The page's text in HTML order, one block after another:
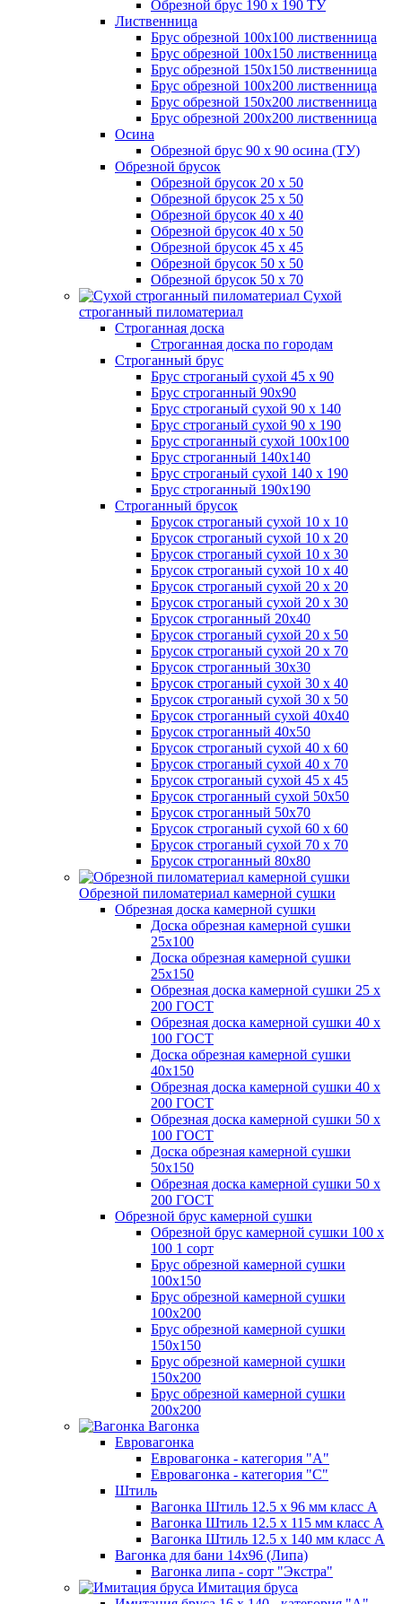
Обрезной брус 190 х 190 ТУ
Лиственница
Брус обрезной 100х100 лиственница
Брус обрезной 100х150 лиственница
Брус обрезной 150х150 лиственница
Брус обрезной 100х200 лиственница
Брус обрезной 150х200 лиственница
Брус обрезной 200х200 лиственница
Осина
Обрезной брус 90 х 90 осина (ТУ)
Обрезной брусок
Обрезной брусок 20 х 50
Обрезной брусок 25 х 50
Обрезной брусок 40 х 40
Обрезной брусок 40 х 50
Обрезной брусок 45 х 45
Обрезной брусок 50 х 50
Обрезной брусок 50 х 70
Сухой
строганный пиломатериал
Строганная доска
Строганная доска по городам
Строганный брус
Брус строганый сухой 45 х 90
Брус строганный 90х90
Брус строганый сухой 90 х 140
Брус строганый сухой 90 х 190
Брус строганный сухой 100х100
Брус строганный 140х140
Брус строганый сухой 140 х 190
Брус строганный 190х190
Строганный брусок
Брусок строганый сухой 10 х 10
Брусок строганый сухой 10 х 20
Брусок строганый сухой 10 х 30
Брусок строганый сухой 10 х 40
Брусок строганый сухой 20 х 20
Брусок строганый сухой 20 х 30
Брусок строганный 20х40
Брусок строганый сухой 20 х 50
Брусок строганый сухой 20 х 70
Брусок строганный 30х30
Брусок строганый сухой 30 х 40
Брусок строганый сухой 30 х 50
Брусок строганный сухой 40х40
Брусок строганный 40х50
Брусок строганый сухой 40 х 60
Брусок строганый сухой 40 х 70
Брусок строганый сухой 45 х 45
Брусок строганный сухой 50х50
Брусок строганный 50х70
Брусок строганый сухой 60 х 60
Брусок строганый сухой 70 х 70
Брусок строганный 80х80
Обрезной пиломатериал камерной сушки
Обрезная доска камерной сушки
Доска обрезная камерной сушки
25х100
Доска обрезная камерной сушки
25х150
Обрезная доска камерной сушки 25 х
200 ГОСТ
Обрезная доска камерной сушки 40 х
100 ГОСТ
Доска обрезная камерной сушки
40х150
Обрезная доска камерной сушки 40 х
200 ГОСТ
Обрезная доска камерной сушки 50 х
100 ГОСТ
Доска обрезная камерной сушки
50х150
Обрезная доска камерной сушки 50 х
200 ГОСТ
Обрезной брус камерной сушки
Обрезной брус камерной сушки 100 х
100 1 сорт
Брус обрезной камерной сушки
100х150
Брус обрезной камерной сушки
100х200
Брус обрезной камерной сушки
150х150
Брус обрезной камерной сушки
150х200
Брус обрезной камерной сушки
200х200
Вагонка
Евровагонка
Евровагонка - категория "А"
Евровагонка - категория "С"
Штиль
Вагонка Штиль 12.5 х 96 мм класс А
Вагонка Штиль 12.5 х 115 мм класс А
Вагонка Штиль 12.5 х 140 мм класс А
Вагонка для бани 14х96 (Липа)
Вагонка липа - сорт "Экстра"
Имитация бруса